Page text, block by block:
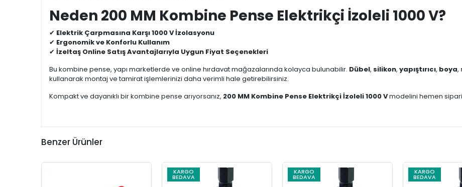
Neden 200 MM Kombine Pense Elektrikçi İzoleli 1000 V?
✔ Elektrik Çarpmasına Karşı 1000 V İzolasyonu
✔ Ergonomik ve Konforlu Kullanım
✔ İzeltaş Online Satış Avantajlarıyla Uygun Fiyat Seçenekleri
Bu kombine pense, yapı marketlerde ve online hırdavat mağazalarında kolayca bulunabilir. Dübel, silikon, yapıştırıcı, boya,
kullanarak montaj ve tamirat işlemlerinizi daha verimli hale getirebilirsiniz.
Kompakt ve dayanıklı bir kombine pense arıyorsanız, 200 MM Kombine Pense Elektrikçi İzoleli 1000 Vmodelini hemen
Benzer Ürünler
KARGO
BEDAVA
KARGO
BEDAVA
KARGO
BEDAVA